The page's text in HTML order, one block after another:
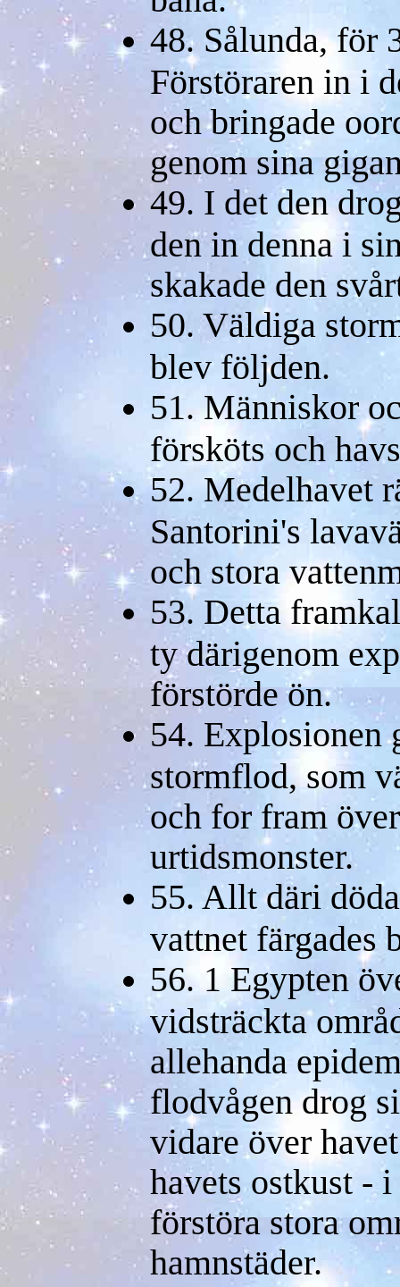
48. Sålunda, för
Förstöraren in i
och bringade
genom sina
49. I det den
den in denna i
skakade den
50. Väldiga
blev följden.
51. Människor
försköts och
52. Medelhavet
Santorini's
och stora
53. Detta
ty därigenom
förstörde ön.
54.
stormflod, som
och for fram
urtidsmonster.
55. Allt däri
vattnet färgades
56. 1 Egypten
vidsträckta
allehanda
flodvågen drog
vidare över
havets ostkust -
förstöra stora
hamnstäder.